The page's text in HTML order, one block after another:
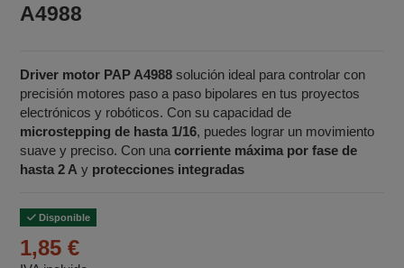
A4988
Driver motor PAP A4988solución ideal para controlar con
precisión motores paso a paso bipolares en tus proyectos
electrónicos y robóticos. Con su capacidad de
microstepping de hasta 1/16, puedes lograr un movimiento
suave y preciso. Con unacorriente máxima por fase de
hasta 2 A y protecciones integradas
Disponible
1,85 €